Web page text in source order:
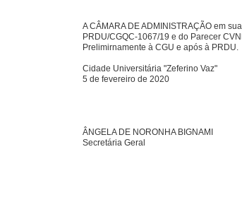
A CÂMARA DE ADMINISTRAÇÃO em
PRDU/CGQC-1067/19 e do Parecer
Prelimirnamente à CGU e após à PRDU.
Cidade Universitária "Zeferino Vaz"
5 de fevereiro de 2020
ÂNGELA DE NORONHA BIGNAMI
Secretária Geral